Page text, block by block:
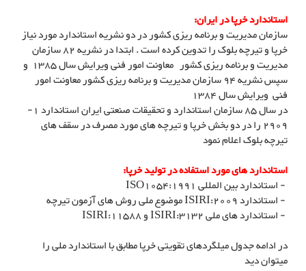
استاندارد خرپا در ایران:
سازمان مدیریت و برنامه ریزی کشور در دو نشریه استاندارد مورد نیاز
خرپا و تیرچه بلوک را تدوین کرده است . ابتدا در نشریه 82 سازمان
مدیریت و برنامه ریزی کشور معاونت امور فنی ویرایش سال 1385 و
سپس نشریه 94 سازمان مدیریت و برنامه ریزی کشور معاونت امور
فنی ویرایش سال 1384
در سال 85 سازمان استاندارد و تحقیقات صنعتی ایران استاندارد 1-
2909 را در دو بخش خرپا و تیرچه های مورد مصرف در سقف های
تیرچه بلوک اعلام نمود
استاندارد های مورد استفاده در تولید خرپا:
- استاندارد بین المللی ISO1054:1991
- استاندارد ISIRI:2009 موضوع ملی روش های آزمون تیرچه
- استاندارد های ملی ISIRI:3132 و ISIRI:11588
در ادامه جدول میلگردهای تقویتی خرپا مطابق با استاندارد ملی را
میتوان دید